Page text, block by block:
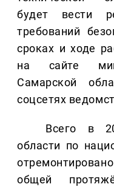
будет вести
требований
сроках и ходе
на сайте
Самарской
соцсетях
Всего в
области по
общей